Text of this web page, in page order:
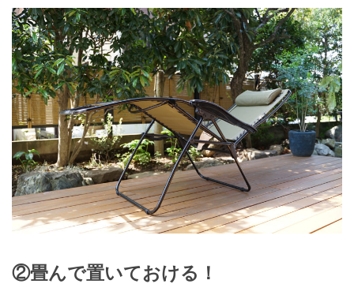
②畳んで置いておける！